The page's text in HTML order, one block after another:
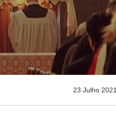
23 Julho 2021